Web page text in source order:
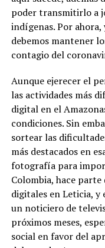
poder transmitirlo a
indígenas. Por
debemos mantener
contagio del
Aunque ejerecer el
las actividades más
digital en el
condiciones. Sin
sortear las
más destacados en
fotografía para
Colombia, hace
digitales en Leticia, y
un noticiero de
próximos meses,
social en favor del